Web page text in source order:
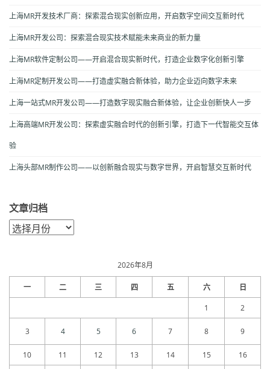
上海MR开发技术厂商：探索混合现实创新应用，开启数字空间交互新时代
上海MR开发公司：探索混合现实技术赋能未来商业的新力量
上海MR软件定制公司——开启混合现实新时代，打造企业数字化创新引擎
上海MR定制开发公司——打造虚实融合新体验，助力企业迈向数字未来
上海一站式MR开发公司——打造数字现实融合新体验，让企业创新快人一步
上海高端MR开发公司：探索虚实融合时代的创新引擎，打造下一代智能交互体
验
上海头部MR制作公司——以创新融合现实与数字世界，开启智慧交互新时代
文章归档
文
章
2026年8月
一 二 三 四 五 六 日
1 2
3 4 5 6 7 8 9
10 11 12 13 14 15
16